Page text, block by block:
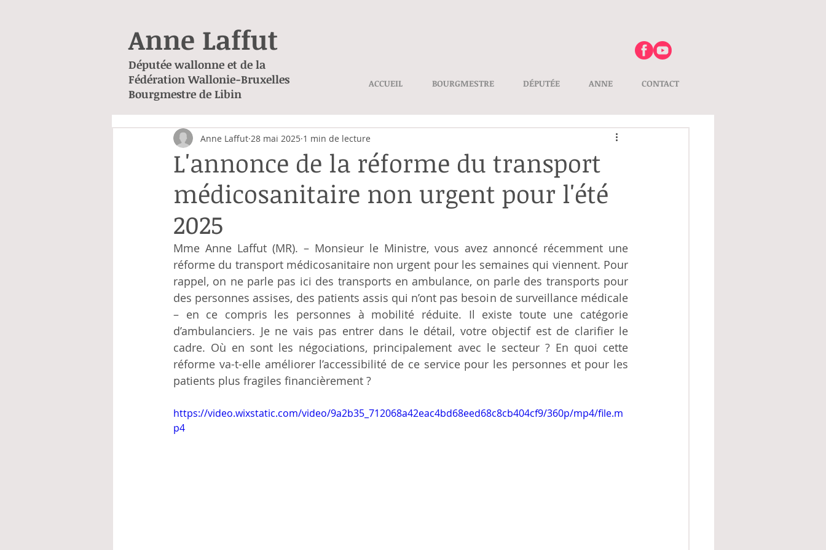
Anne Laffut
Députée wallonne et de la
Fédération Wallonie-Bruxelles
Bourgmestre de Libin
ACCUEIL BOURGMESTRE DÉPUTÉE ANNE CONTACT
L'annonce de la réforme du transport
médicosanitaire non urgent pour l'été
2025
Anne Laffut 28 mai 2025 1 min de lecture
Mme Anne Laffut (MR). – Monsieur le Ministre, vous avez annoncé récemment une
réforme du transport médicosanitaire non urgent pour les semaines qui viennent. Pour
rappel, on ne parle pas ici des transports en ambulance, on parle des transports pour
des personnes assises, des patients assis qui n’ont pas besoin de surveillance médicale
– en ce compris les personnes à mobilité réduite. Il existe toute une catégorie
d’ambulanciers. Je ne vais pas entrer dans le détail, votre objectif est de clarifier le
cadre. Où en sont les négociations, principalement avec le secteur ? En quoi cette
réforme va-t-elle améliorer l’accessibilité de ce service pour les personnes et pour les
patients plus fragiles financièrement ?
https://video.wixstatic.com/video/9a2b35_712068a42eac4bd68eed68c8cb404cf9/360p/mp4/file.m
p4